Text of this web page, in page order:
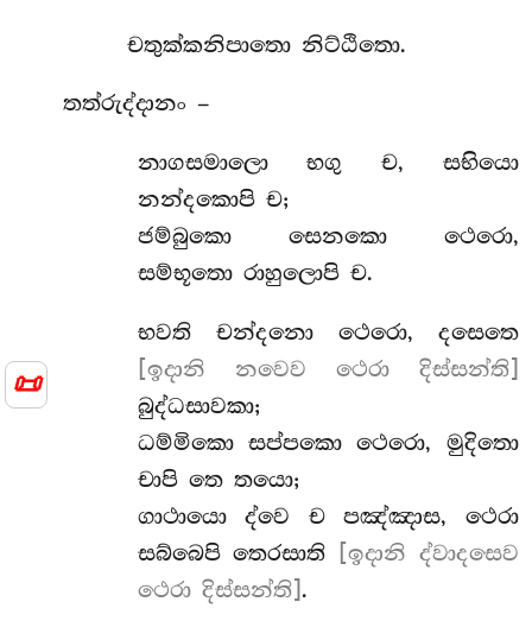
📜
චතුක්කනිපාතො නිට්ඨිතො.
තත්රුද්දානං –
නාගසමාලො භගු ච, සභියො
නන්දකොපි ච;
ජම්බුකො සෙනකො ථෙරො,
සම්භූතො රාහුලොපි ච.
භවති චන්දනො ථෙරො, දසෙතෙ
[ඉදානි නවෙව ථෙරා දිස්සන්ති]
බුද්ධසාවකා;
ධම්මිකො සප්පකො ථෙරො, මුදිතො
චාපි තෙ තයො;
ගාථායො ද්වෙ ච පඤ්ඤාස, ථෙරා
සබ්බෙපි තෙරසාති
[ඉදානි ද්වාදසෙව
ථෙරා දිස්සන්ති] .